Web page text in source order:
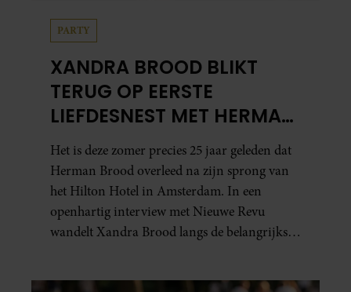
PARTY
XANDRA BROOD BLIKT
TERUG OP EERSTE
LIEFDESNEST MET HERMAN
BROOD: “HIER IS LOLA
GEBOREN”
Het is deze zomer precies 25 jaar geleden dat
Herman Brood overleed na zijn sprong van
het Hilton Hotel in Amsterdam. In een
openhartig interview met Nieuwe Revu
wandelt Xandra Brood langs de belangrijkste